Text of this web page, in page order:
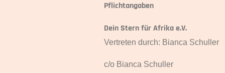
Pflichtangaben
Dein Stern für Afrika e.V.
Vertreten durch: Bianca Schuller
c/o Bianca Schuller